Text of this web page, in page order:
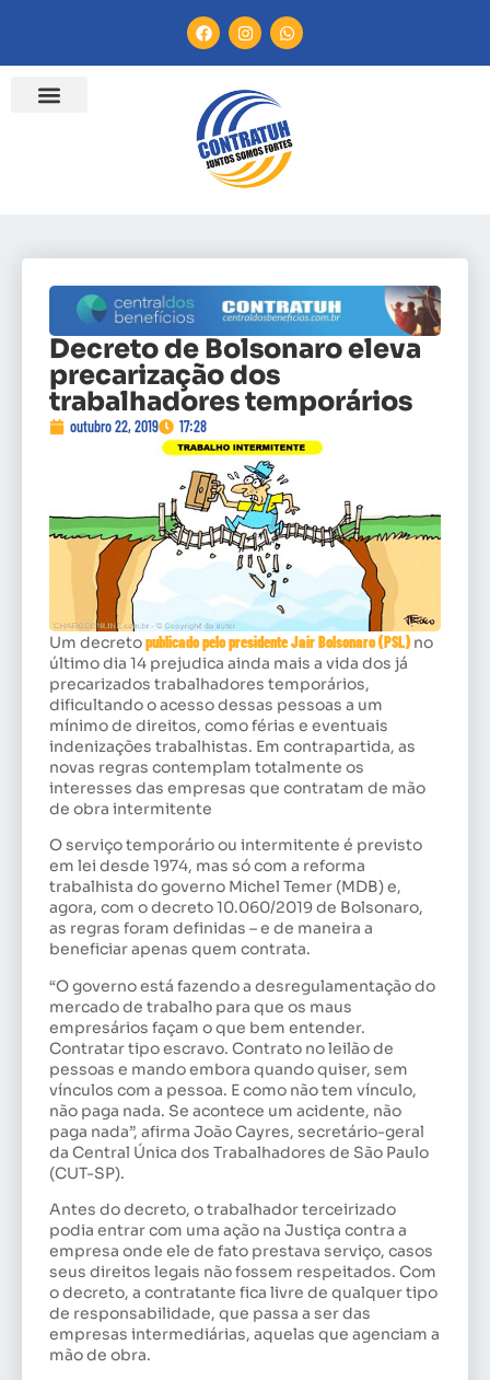
Decreto de Bolsonaro eleva
precarização dos
trabalhadores temporários
outubro 22, 2019 17:28
Um decretopublicado pelo presidente Jair Bolsonaro (PSL)no
último dia 14 prejudica ainda mais a vida dos já
precarizados trabalhadores temporários,
dificultando o acesso dessas pessoas a um
mínimo de direitos, como férias e eventuais
indenizações trabalhistas. Em contrapartida, as
novas regras contemplam totalmente os
interesses das empresas que contratam de mão
de obra intermitente
O serviço temporário ou intermitente é previsto
em lei desde 1974, mas só com a reforma
trabalhista do governo Michel Temer (MDB) e,
agora, com o decreto 10.060/2019 de Bolsonaro,
as regras foram definidas – e de maneira a
beneficiar apenas quem contrata.
“O governo está fazendo a desregulamentação do
mercado de trabalho para que os maus
empresários façam o que bem entender.
Contratar tipo escravo. Contrato no leilão de
pessoas e mando embora quando quiser, sem
vínculos com a pessoa. E como não tem vínculo,
não paga nada. Se acontece um acidente, não
paga nada”, afirma João Cayres, secretário-geral
da Central Única dos Trabalhadores de São Paulo
(CUT-SP).
Antes do decreto, o trabalhador terceirizado
podia entrar com uma ação na Justiça contra a
empresa onde ele de fato prestava serviço, casos
seus direitos legais não fossem respeitados. Com
o decreto, a contratante fica livre de qualquer tipo
de responsabilidade, que passa a ser das
empresas intermediárias, aquelas que agenciam a
mão de obra.